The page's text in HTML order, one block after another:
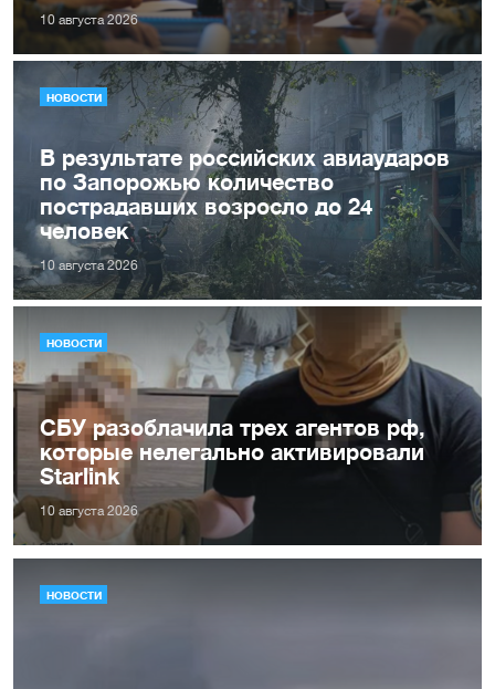
10 августа 2026
НОВОСТИ
В результате российских авиаударов
по Запорожью количество
пострадавших возросло до 24
человек
10 августа 2026
НОВОСТИ
СБУ разоблачила трех агентов рф,
которые нелегально активировали
Starlink
10 августа 2026
НОВОСТИ